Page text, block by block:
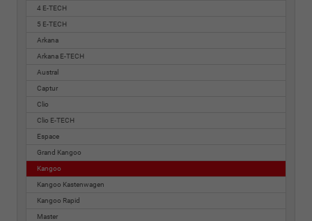
4 E-TECH
5 E-TECH
Arkana
Arkana E-TECH
Austral
Captur
Clio
Clio E-TECH
Espace
Grand Kangoo
Kangoo
Kangoo Kastenwagen
Kangoo Rapid
Master